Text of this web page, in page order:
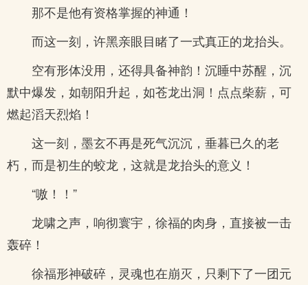
那不是他有资格掌握的神通！
而这一刻，许黑亲眼目睹了一式真正的龙抬头。
空有形体没用，还得具备神韵！沉睡中苏醒，沉
默中爆发，如朝阳升起，如苍龙出洞！点点柴薪，可
燃起滔天烈焰！
这一刻，墨玄不再是死气沉沉，垂暮已久的老
朽，而是初生的蛟龙，这就是龙抬头的意义！
“嗷！！”
龙啸之声，响彻寰宇，徐福的肉身，直接被一击
轰碎！
徐福形神破碎，灵魂也在崩灭，只剩下了一团元